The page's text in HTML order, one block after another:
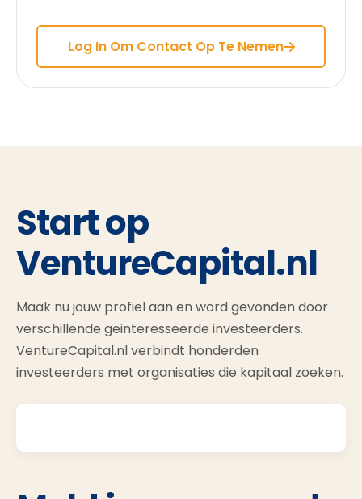
Log In Om Contact Op Te Nemen
Start op
VentureCapital.nl
Maak nu jouw profiel aan en word gevonden door
verschillende geinteresseerde investeerders.
VentureCapital.nl verbindt honderden
investeerders met organisaties die kapitaal zoeken.